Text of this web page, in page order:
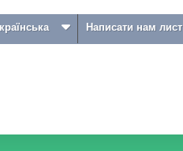
Написати нам лист